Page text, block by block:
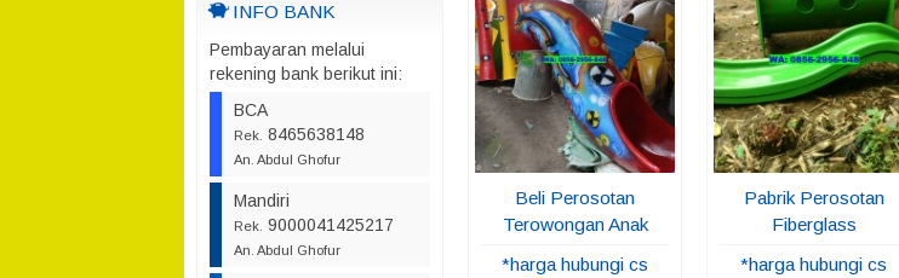
INFO BANK
Pembayaran melalui
rekening bank berikut ini:
BCA
Rek. 8465638148
An. Abdul Ghofur
Mandiri
Rek. 9000041425217
An. Abdul Ghofur
Beli Perosotan
Terowongan Anak
*harga hubungi cs
Pabrik Perosotan
Fiberglass
*harga hubungi cs